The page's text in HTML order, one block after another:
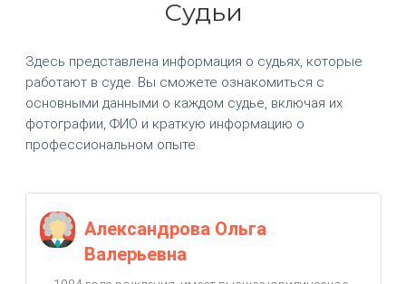
Судьи
Здесь представлена информация о судьях, которые
работают в суде. Вы сможете ознакомиться с
основными данными о каждом судье, включая их
фотографии, ФИО и краткую информацию о
профессиональном опыте.
Александрова Ольга
Валерьевна